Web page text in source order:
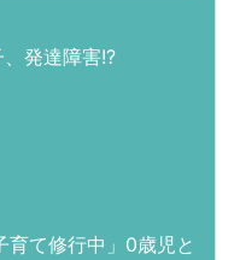
発達障害!?
て修行中」0歳児と